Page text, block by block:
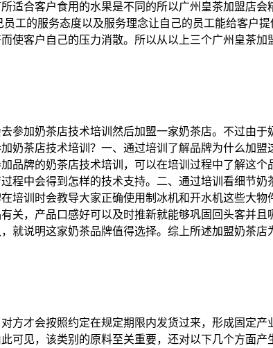
适合客户食用的水果是不同的所以广州皇茶加盟店
工的服务态度以及服务理念让自己的员工能给客户
使客户自己的压力消散。所以从以上三个广州皇茶
参加奶茶店技术培训然后加盟一家奶茶店。不过由
奶茶店技术培训？一、通过培训了解品牌为什么加
品牌的奶茶店技术培训，可以在培训过程中了解这
程中会得到怎样的技术支持。二、通过培训看细节
培训时会教导大家正确使用制冰机和开水机这些大
关，产品口感好可以及时推新就能够巩固回头客并
就说明这家奶茶品牌值得选择。综上所述加盟奶茶
方才会按照约定在规定期限内发货过来，形成固定
可见，该类别的原料至关重要，还对以下几个方面